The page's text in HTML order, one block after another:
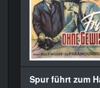
Spur führt zum